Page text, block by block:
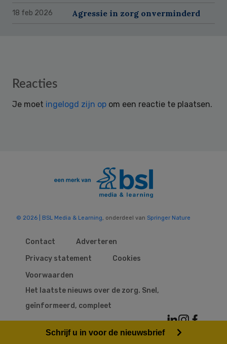
18 feb 2026 Agressie in zorg onverminderd
Reader
Reacties
Je moet ingelogd zijn op om een reactie te plaatsen.
© 2026 | BSL Media & Learning , onderdeel van Springer Nature
Contact
Adverteren
Privacy statement
Cookies
Voorwaarden
Het laatste nieuws over de zorg. Snel,
geïnformeerd, compleet
Schrijf u in voor de nieuwsbrief